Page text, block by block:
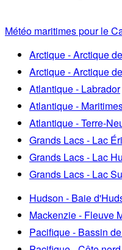
Météo maritimes pour le
Arctique - Arctique
Arctique - Arctique
Atlantique - Labrador
Atlantique -
Atlantique - Terre-
Grands Lacs - Lac
Grands Lacs - Lac
Grands Lacs - Lac
Hudson - Baie
Mackenzie - Fleuve
Pacifique - Bassin